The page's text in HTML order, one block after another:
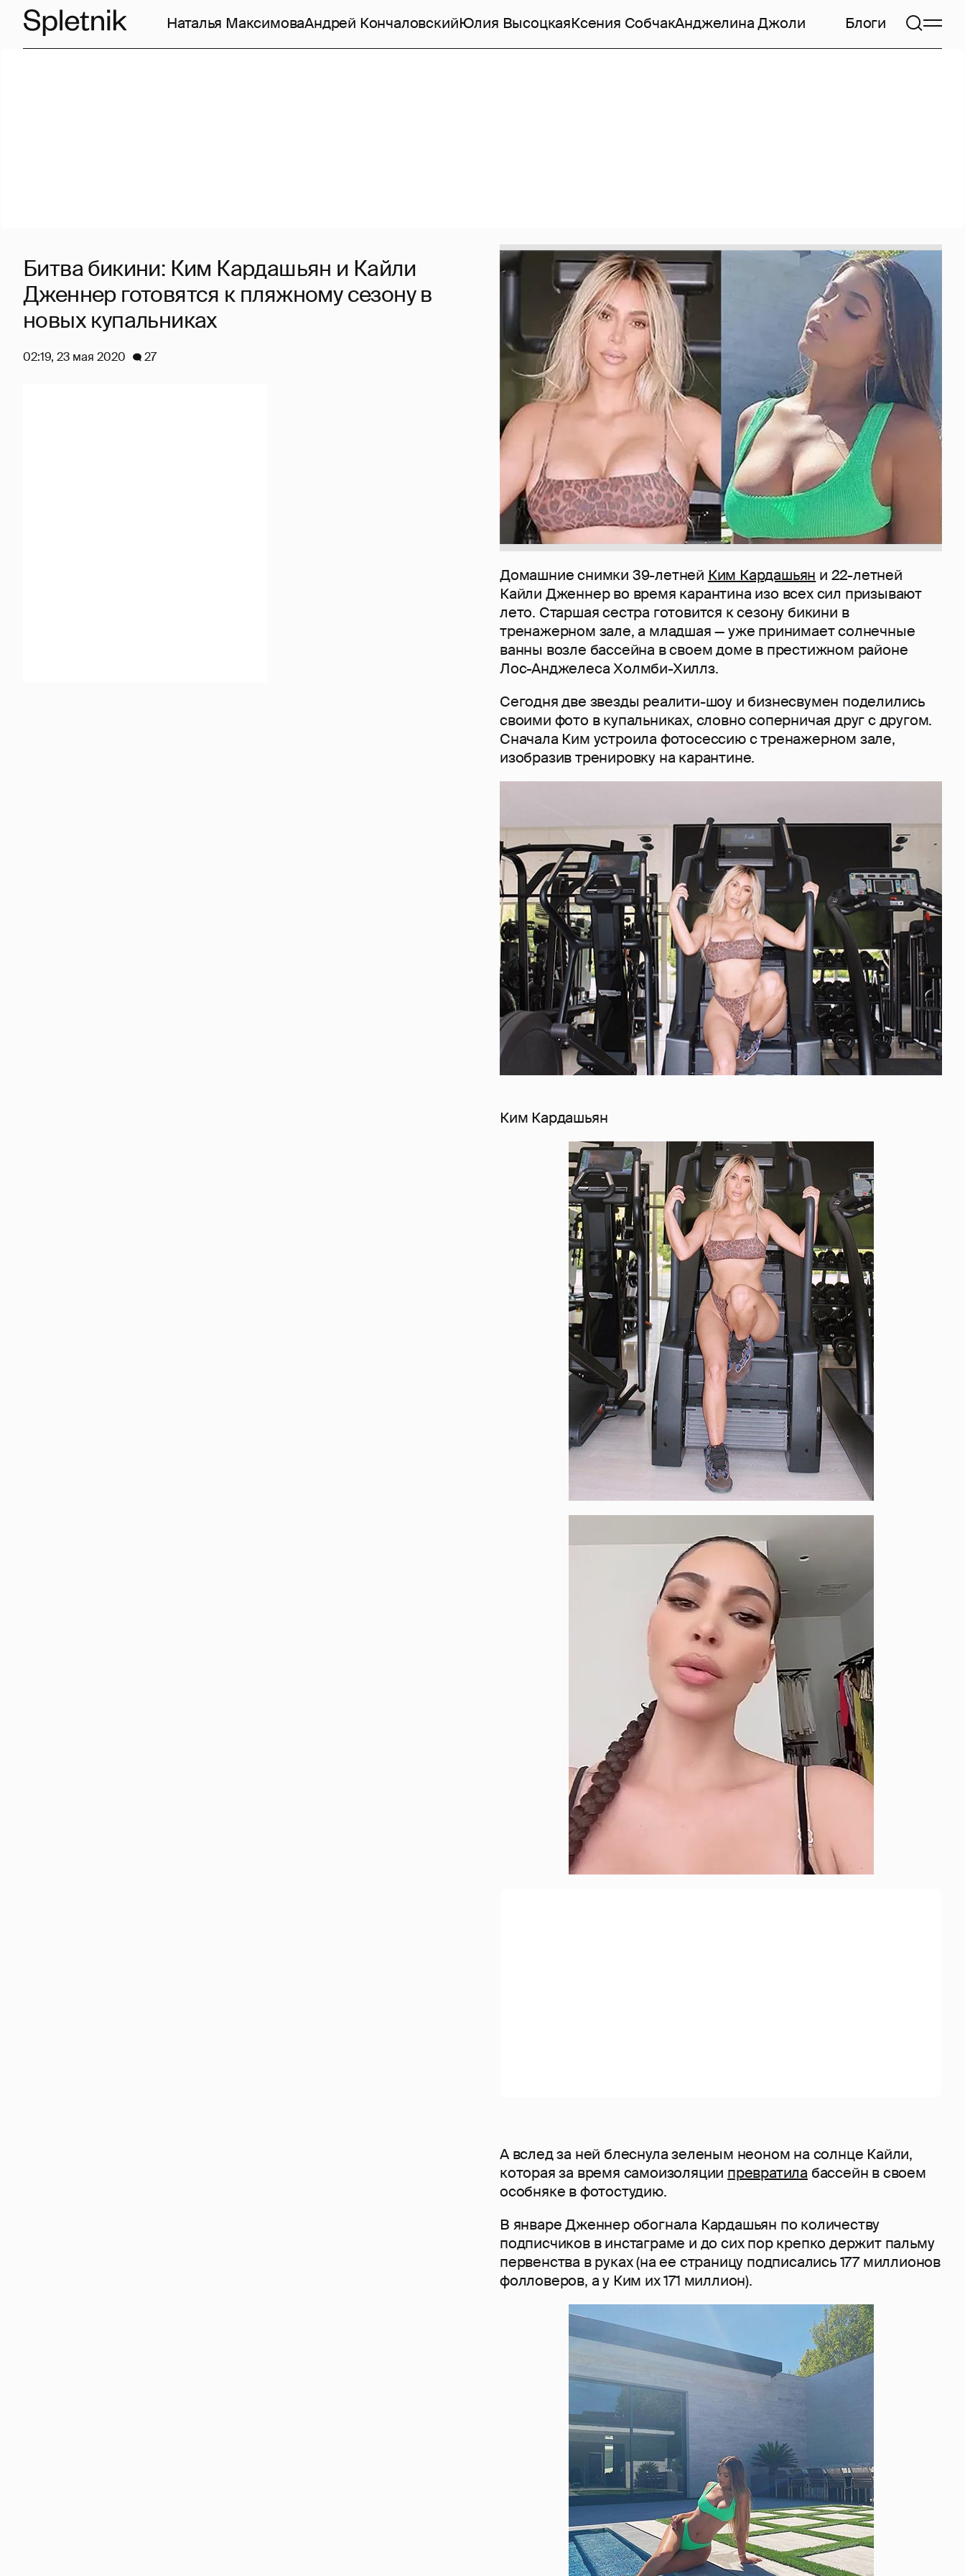
Наталья МаксимоваАндрей КончаловскийЮлия ВысоцкаяКсения СобчакАнджелина Джоли Блоги
Домашние снимки 39-летней Ким Кардашьян и 22-летней
Кайли Дженнер во время карантина изо всех сил призывают
лето. Старшая сестра готовится к сезону бикини в
тренажерном зале, а младшая — уже принимает солнечные
ванны возле бассейна в своем доме в престижном районе
Лос-Анджелеса Холмби-Хиллз.
Сегодня две звезды реалити-шоу и бизнесвумен поделились
своими фото в купальниках, словно соперничая друг с другом.
Сначала Ким устроила фотосессию с тренажерном зале,
изобразив тренировку на карантине.
Ким Кардашьян
А вслед за ней блеснула зеленым неоном на солнце Кайли,
которая за время самоизоляции превратила бассейн в своем
особняке в фотостудию.
В январе Дженнер обогнала Кардашьян по количеству
подписчиков в инстаграме и до сих пор крепко держит пальму
первенства в руках (на ее страницу подписались 177 миллионов
фолловеров, а у Ким их 171 миллион).
Битва бикини: Ким Кардашьян и Кайли
Дженнер готовятся к пляжному сезону в
новых купальниках
02:19, 23 мая 2020 27